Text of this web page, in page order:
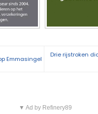
Emmasingel
Drie rijstroken
▼ Ad by Refinery89